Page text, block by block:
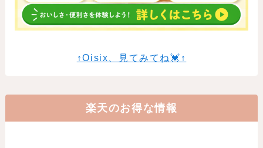
↑Oisix、見てみてね💓↑
楽天のお得な情報